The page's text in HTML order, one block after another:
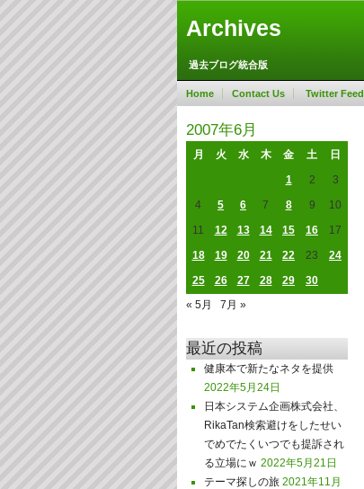
Archives
過去ブログ統合版
Home Contact Us Twitter Feed
2007年6月
月 火 水 木 金 土
日
1
2
3
4
5 6 7 8 9
10
11
12 13 14 15 16
17
18
19 20 21 22 23
24
25
26 27 28 29
30
« 5月
7月 »
最近の投稿
健康本で新たなネタを提供
2022年5月24日
日本システム企画株式会社、
RikaTan検索避けをしたせい
でめでたくいつでも提訴され
る立場にｗ 2022年5月21日
テーマ探しの旅 2021年11月